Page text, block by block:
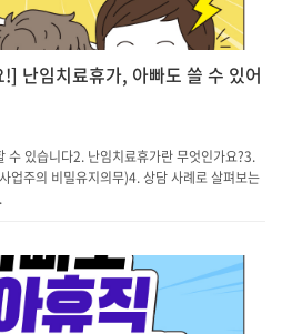
난임치료휴가, 아빠도 쓸 수 있어
수 있습니다2. 난임치료휴가란 무엇인가요?3.
업주의 비밀유지의무)4. 상담 사례로 살펴보는